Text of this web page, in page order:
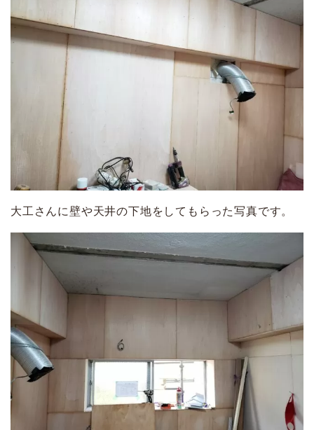
大工さんに壁や天井の下地をしてもらった写真です。